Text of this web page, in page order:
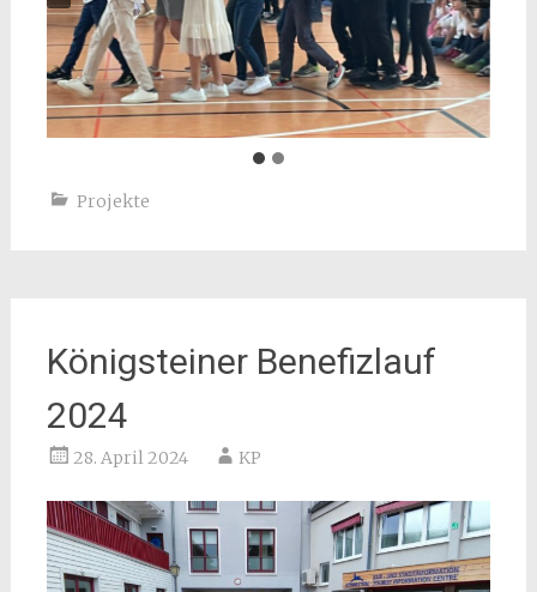
Projekte
Königsteiner Benefizlauf
2024
28. April 2024 KP